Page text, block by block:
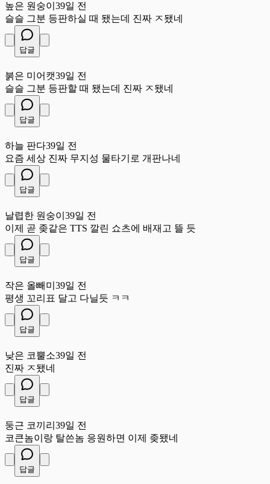
높은 원숭이 39일 전
슬슬 그분 등판하실 때 됐는데 진짜 ㅈ됐네
답글
붉은 미어캣39일 전
슬슬 그분 등판할 때 됐는데 진짜 ㅈ됐네
답글
하늘 판다39일 전
요즘 세상 진짜 무지성 물타기로 개판나네
답글
날렵한 원숭이 39일 전
이제 곧 좆같은 TTS 깔린 쇼츠에 배재고 뜰 듯
답글
작은 올빼미 39일 전
평생 꼬리표 달고 다닐듯 ㅋㅋ
답글
낮은 코뿔소39일 전
진짜 ㅈ됐네
답글
둥근 코끼리 39일 전
코큰놈이랑 탈쓴놈 응원하면 이제 좆됐네
답글